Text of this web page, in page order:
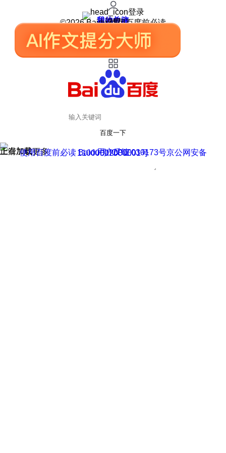
登录
我的关注
我的收藏
皮肤中心
用户反馈
设置
©2026 Baidu 使用百度前必读
百度一下
正在加载
上滑加载更多 用户反馈
使用百度前必读 Baidu 京ICP证030173号
京公网安备11000002000001号